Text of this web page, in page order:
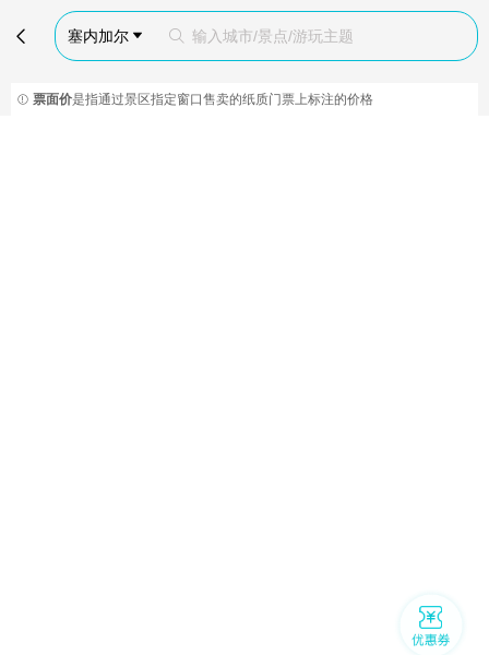
 塞内加尔   输入城市/景点/游玩主题
 票面价是指通过景区指定窗口售卖的纸质门票上标注的价格